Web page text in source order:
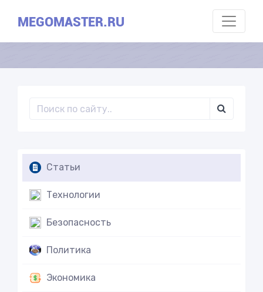
MEGOMASTER.RU
Статьи
Технологии
Безопасность
Политика
Экономика